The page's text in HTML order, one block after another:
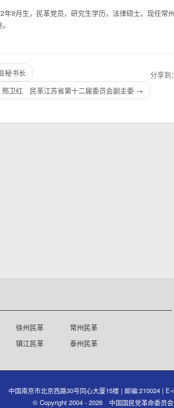
9月生， 民革党员 ，研究生学历，法律硕士。现任常
分享到：
秘书长
邢卫红 民革江苏省第十二届委员会副主委 →
徐州民革
常州民革
镇江民革 泰州民革
中国南京市北京西路30号同心大厦15楼 | 邮编:210024 |
© Copyright 2004 - 2026 中国国民党革命委员